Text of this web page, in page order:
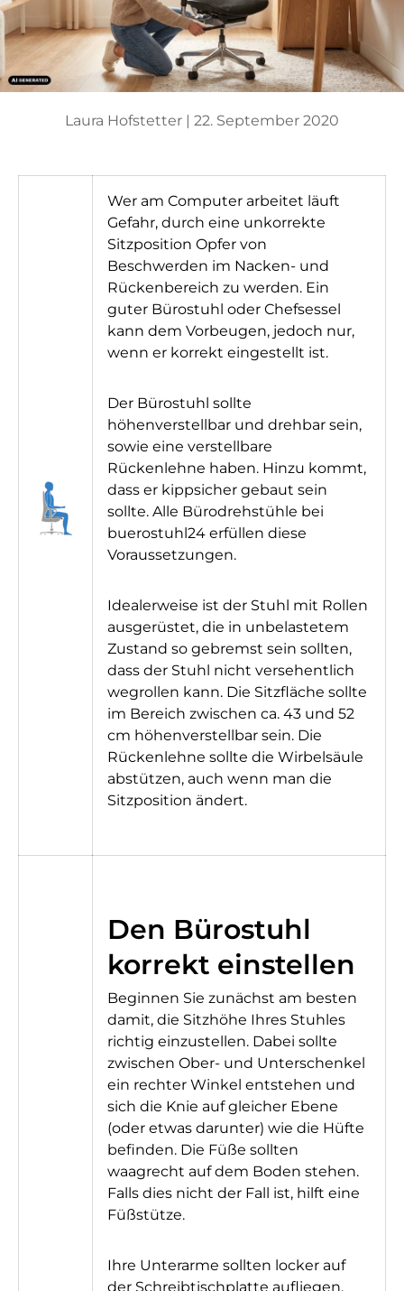
Laura Hofstetter | 22. September 2020
Wer am Computer arbeitet läuft
Gefahr, durch eine unkorrekte
Sitzposition Opfer von
Beschwerden im Nacken- und
Rückenbereich zu werden. Ein
guter Bürostuhl oder Chefsessel
kann dem Vorbeugen, jedoch nur,
wenn er korrekt eingestellt ist.
Der Bürostuhl sollte
höhenverstellbar und drehbar sein,
sowie eine verstellbare
Rückenlehne haben. Hinzu kommt,
dass er kippsicher gebaut sein
sollte. Alle Bürodrehstühle bei
buerostuhl24 erfüllen diese
Voraussetzungen.
Idealerweise ist der Stuhl mit Rollen
ausgerüstet, die in unbelastetem
Zustand so gebremst sein sollten,
dass der Stuhl nicht versehentlich
wegrollen kann. Die Sitzfläche sollte
im Bereich zwischen ca. 43 und 52
cm höhenverstellbar sein. Die
Rückenlehne sollte die Wirbelsäule
abstützen, auch wenn man die
Sitzposition ändert.
Den Bürostuhl
korrekt einstellen
Beginnen Sie zunächst am besten
damit, die Sitzhöhe Ihres Stuhles
richtig einzustellen. Dabei sollte
zwischen Ober- und Unterschenkel
ein rechter Winkel entstehen und
sich die Knie auf gleicher Ebene
(oder etwas darunter) wie die Hüfte
befinden. Die Füße sollten
waagrecht auf dem Boden stehen.
Falls dies nicht der Fall ist, hilft eine
Füßstütze.
Ihre Unterarme sollten locker auf
der Schreibtischplatte aufliegen.